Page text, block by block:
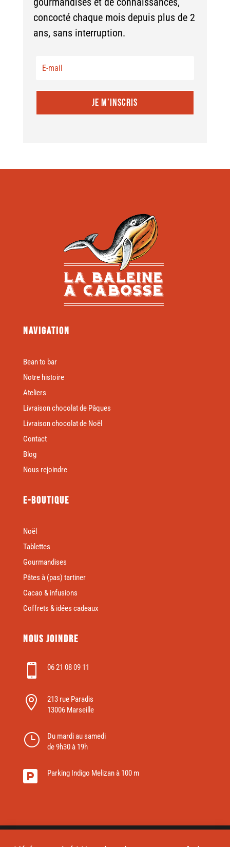
concocté chaque mois depuis plus de 2
ans, sans interruption.
JE M’INSCRIS
Navigation
Bean to bar
Notre histoire
Ateliers
Livraison chocolat de Pâques
Livraison chocolat de Noël
Contact
Blog
Nous rejoindre
E-boutique
Noël
Tablettes
Gourmandises
Pâtes à (pas) tartiner
Cacao & infusions
Coffrets & idées cadeaux
Nous joindre
 06 21 08 09 11

213 rue Paradis
13006 Marseille
}
Du mardi au samedi
de 9h30 à 19h
 Parking Indigo Melizan à 100 m